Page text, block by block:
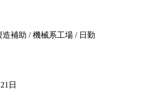
補助 / 機械系工場 / 日勤
21日